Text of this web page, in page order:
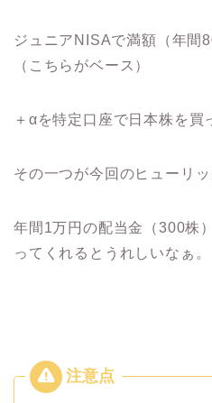
ジュニアNISAで満額（年間
（こちらがベース）
＋αを特定口座で日本株を買
その一つが今回のヒューリッ
年間1万円の配当金（300株
ってくれるとうれしいなぁ。